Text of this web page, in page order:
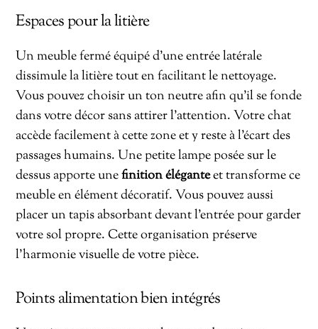
Espaces pour la litière
Un meuble fermé équipé d’une entrée latérale
dissimule la litière tout en facilitant le nettoyage.
Vous pouvez choisir un ton neutre afin qu’il se fonde
dans votre décor sans attirer l’attention. Votre chat
accède facilement à cette zone et y reste à l’écart des
passages humains. Une petite lampe posée sur le
dessus apporte unefinition éléganteet transforme ce
meuble en élément décoratif. Vous pouvez aussi
placer un tapis absorbant devant l’entrée pour garder
votre sol propre. Cette organisation préserve
l’harmonie visuelle de votre pièce.
Points alimentation bien intégrés